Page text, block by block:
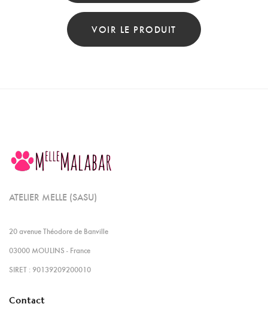
VOIR LE PRODUIT
ATELIER MELLE (SASU)
20 avenue Théodore de Banville
03000 MOULINS - France
SIRET : 90139209200010
Contact